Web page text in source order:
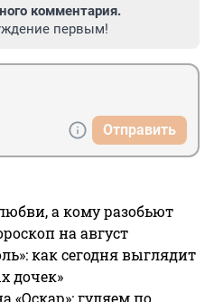
комментария.
первым!
Отправить
а кому разобьют
на август
как сегодня выглядит
дочек»
«Оскар»: гуляем по